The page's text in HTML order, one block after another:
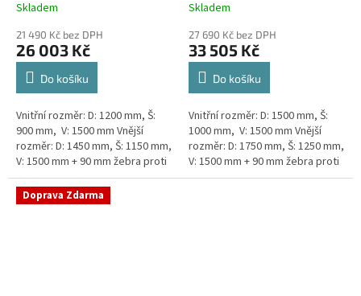
Skladem
21 490 Kč bez DPH
26 003 Kč
Do košíku
Vnitřní rozměr: D: 1200 mm, Š:
900 mm, V: 1500 mm Vnější
rozměr: D: 1450 mm, Š: 1150 mm,
V: 1500 mm + 90 mm žebra proti
spodní vodě + komínek
Dvouplášťová...
Skladem
27 690 Kč bez DPH
33 505 Kč
Do košíku
Vnitřní rozměr: D: 1500 mm, Š:
1000 mm, V: 1500 mm Vnější
rozměr: D: 1750 mm, Š: 1250 mm,
V: 1500 mm + 90 mm žebra proti
spodní vodě + komínek
Doprava Zdarma